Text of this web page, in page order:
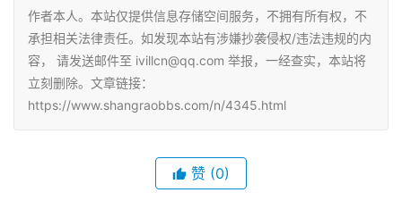
作者本人。本站仅提供信息存储空间服务，不拥有所有权，不
承担相关法律责任。如发现本站有涉嫌抄袭侵权/违法违规的内
容， 请发送邮件至 ivillcn@qq.com 举报，一经查实，本站将
立刻删除。文章链接：
https://www.shangraobbs.com/n/4345.html
赞 (0)